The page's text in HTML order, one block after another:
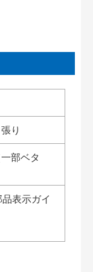
り
部ベタ
表示ガイ